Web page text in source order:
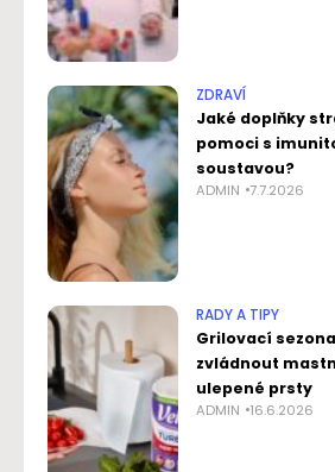
ZDRAVÍ
Jaké doplňky
pomoci s
soustavou?
ADMIN 7.7.2026
RADY A TIPY
Grilovací
zvládnout
ulepené prsty
ADMIN 16.6.2026